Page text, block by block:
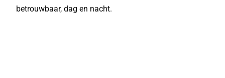
betrouwbaar, dag en nacht.